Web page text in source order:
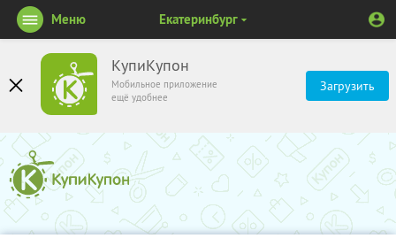
КупиКупон
Мобильное приложение
ещё удобнее
Загрузить
Меню Екатеринбург